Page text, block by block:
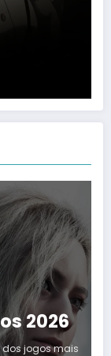
2026
dos jogos mais